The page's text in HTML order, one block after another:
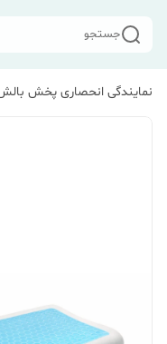
جستجو
نمایندگی انحصاری پخش